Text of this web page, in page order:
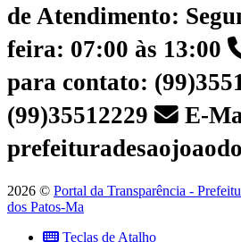
de Atendimento:
feira: 07:00 às 13:00
para contato:
(99)35512229
E-
2026 © Portal da Transparência -
dos Patos-Ma
Teclas de Atalho